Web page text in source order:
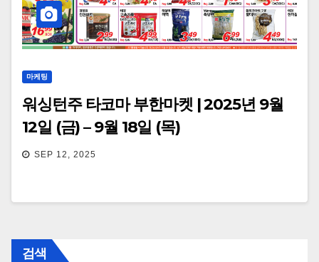
마케팅
워싱턴주 타코마 부한마켓 | 2025년 9월
12일 (금) – 9월 18일 (목)
SEP 12, 2025
검색